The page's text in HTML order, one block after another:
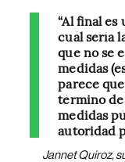
“Al final
cuál sería
que no se
medidas
parece
término
medidas
autoridad
Jannet Quiroz,